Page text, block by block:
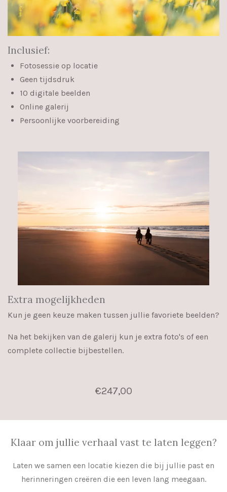
Inclusief:
Fotosessie op locatie
Geen tijdsdruk
10 digitale beelden
Online galerij
Persoonlijke voorbereiding
Extra mogelijkheden
Kun je geen keuze maken tussen jullie favoriete beelden?
Na het bekijken van de galerij kun je extra foto's of een
complete collectie bijbestellen.
€247,00
Klaar om jullie verhaal vast te laten leggen?
Laten we samen een locatie kiezen die bij jullie past en
herinneringen creëren die een leven lang meegaan.